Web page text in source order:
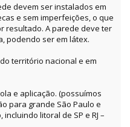
devem ser instalados em
e sem imperfeições, o que
resultado. A parede deve ter
podendo ser em látex.
território nacional e em
e aplicação. (possuímos
para grande São Paulo e
litoral de SP e RJ –